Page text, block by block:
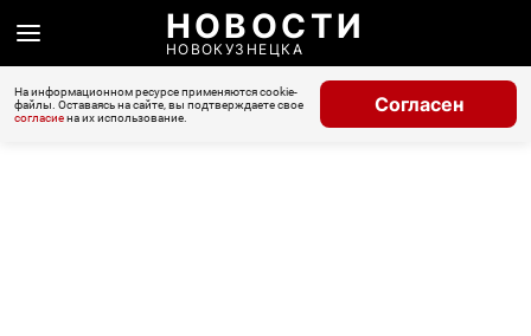
НОВОСТИ
НОВОКУЗНЕЦКА
На информационном ресурсе применяются cookie-
файлы. Оставаясь на сайте, вы подтверждаете свое
согласиена их использование.
Согласен